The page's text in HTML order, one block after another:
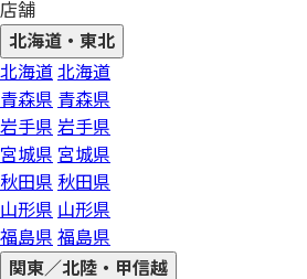
店舗
北海道・東北
北海道 北海道
青森県 青森県
岩手県 岩手県
宮城県 宮城県
秋田県 秋田県
山形県 山形県
福島県 福島県
関東／北陸・甲信越